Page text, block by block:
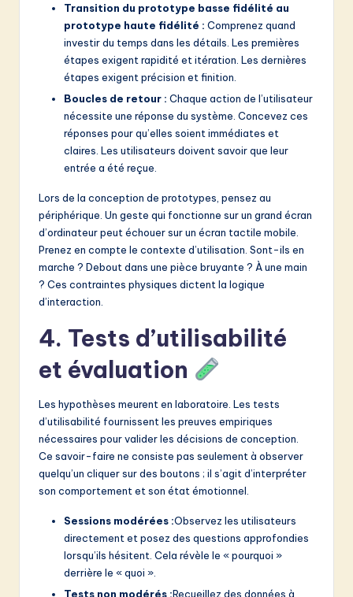
Transition du prototype basse fidélité au
prototype haute fidélité : Comprenez quand
investir du temps dans les détails. Les premières
étapes exigent rapidité et itération. Les dernières
étapes exigent précision et finition.
Boucles de retour : Chaque action de l’utilisateur
nécessite une réponse du système. Concevez ces
réponses pour qu’elles soient immédiates et
claires. Les utilisateurs doivent savoir que leur
entrée a été reçue.
Lors de la conception de prototypes, pensez au
périphérique. Un geste qui fonctionne sur un grand écran
d’ordinateur peut échouer sur un écran tactile mobile.
Prenez en compte le contexte d’utilisation. Sont-ils en
marche ? Debout dans une pièce bruyante ? À une main
? Ces contraintes physiques dictent la logique
d’interaction.
4. Tests d’utilisabilité
et évaluation
Les hypothèses meurent en laboratoire. Les tests
d’utilisabilité fournissent les preuves empiriques
nécessaires pour valider les décisions de conception.
Ce savoir-faire ne consiste pas seulement à observer
quelqu’un cliquer sur des boutons ; il s’agit d’interpréter
son comportement et son état émotionnel.
Sessions modérées :Observez les utilisateurs
directement et posez des questions approfondies
lorsqu’ils hésitent. Cela révèle le « pourquoi »
derrière le « quoi ».
Tests non modérés :Recueillez des données à